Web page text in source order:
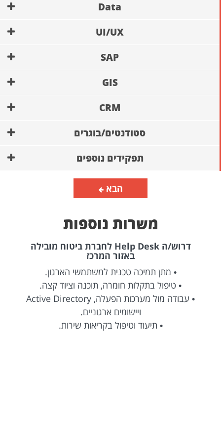
Data
UI/UX
SAP
GIS
CRM
סטודנטים/בוגרים
תפקידים נוספים
הבא
משרות נוספות
דרוש/ה Help Desk לחברת ביטוח מובילה
באזור המרכז
• מתן תמיכה טכנית למשתמשי הארגון.
• טיפול בתקלות חומרה, תוכנה וציוד קצה.
• עבודה מול מערכות הפעלה, Active Directory
ויישומים ארגוניים.
• תיעוד וטיפול בקריאות שירות.